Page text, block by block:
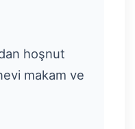
hoşnut
makam ve